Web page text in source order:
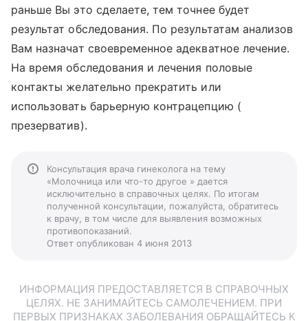
раньше Вы это сделаете, тем точнее будет
результат обследования. По результатам анализов
Вам назначат своевременное адекватное лечение.
На время обследования и лечения половые
контакты желательно прекратить или
использовать барьерную контрацепцию (
презерватив).
Консультация врача гинеколога на тему
«Молочница или что-то другое » дается
исключительно в справочных целях. По итогам
полученной консультации, пожалуйста, обратитесь
к врачу, в том числе для выявления возможных
противопоказаний.
Ответ опубликован 4 июня 2013
ИНФОРМАЦИЯ ПРЕДОСТАВЛЯЕТСЯ В СПРАВОЧНЫХ
ЦЕЛЯХ. НЕ ЗАНИМАЙТЕСЬ САМОЛЕЧЕНИЕМ. ПРИ
ПЕРВЫХ ПРИЗНАКАХ ЗАБОЛЕВАНИЯ ОБРАЩАЙТЕСЬ К